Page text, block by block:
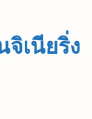
จิเนียริ่ง